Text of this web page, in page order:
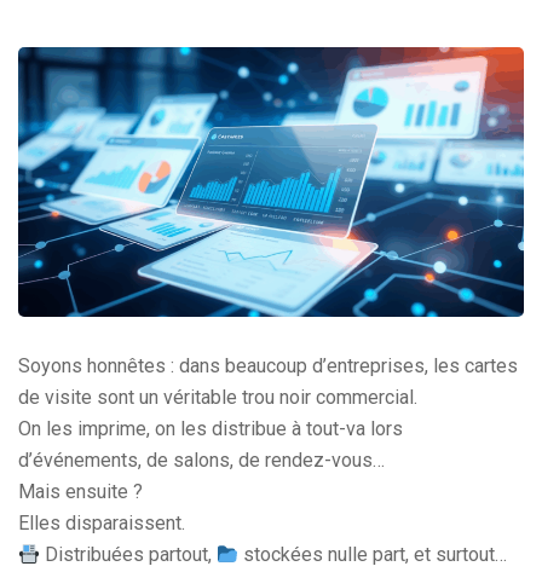
Soyons honnêtes : dans beaucoup d’entreprises, les cartes
de visite sont un véritable trou noir commercial.
On les imprime, on les distribue à tout-va lors
d’événements, de salons, de rendez-vous…
Mais ensuite ?
Elles disparaissent.
Distribuées partout,
stockées nulle part, et surtout…